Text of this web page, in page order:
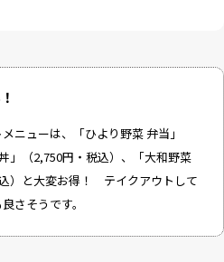
ニューは、「ひより野菜 弁当」
」（2,750円・税込）、「大和野菜
）と大変お得！ テイクアウトして
さそうです。